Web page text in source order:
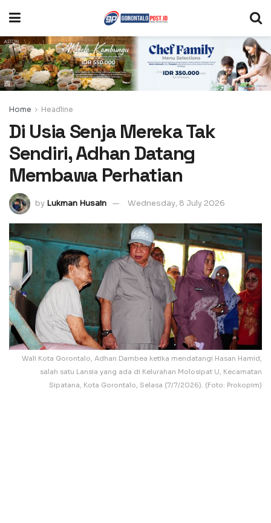
Home Headline
Di Usia Senja Mereka Tak
Sendiri, Adhan Datang
Membawa Perhatian
by Lukman Husain Wednesday, 8 July 2026
Wali Kota Gorontalo, Adhan Dambea ketika mendatangi Hasan Hamid,
salah satu Lansia yang ada di Kelurahan Molosipat U, Kecamatan
Sipatana, Kota Gorontalo, Selasa (7/7/2026). (Foto: Prokopim)